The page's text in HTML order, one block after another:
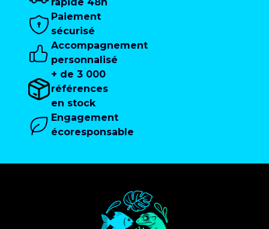
rapide 48h
Paiement
sécurisé
Accompagnement
personnalisé
+ de 3 000
références
en stock
Engagement
écoresponsable